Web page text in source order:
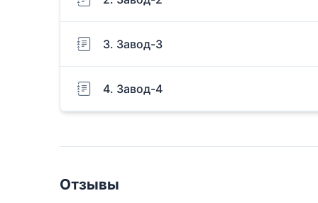
3. Завод-3
4. Завод-4
Отзывы